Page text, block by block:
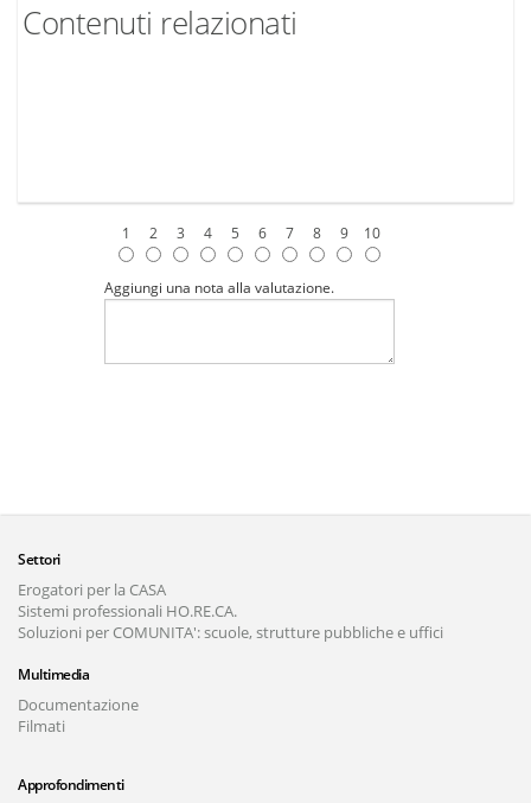
Contenuti relazionati
1 2 3 4 5 6 7 8 9 10
Aggiungi una nota alla valutazione.
Settori
Erogatori per la CASA
Sistemi professionali HO.RE.CA.
Soluzioni per COMUNITA': scuole, strutture pubbliche e uffici
Multimedia
Documentazione
Filmati
Approfondimenti